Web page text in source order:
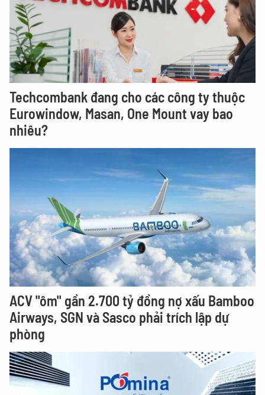
Techcombank đang cho các công ty thuộc
Eurowindow, Masan, One Mount vay bao
nhiêu?
ACV "ôm" gần 2.700 tỷ đồng nợ xấu Bamboo
Airways, SGN và Sasco phải trích lập dự
phòng